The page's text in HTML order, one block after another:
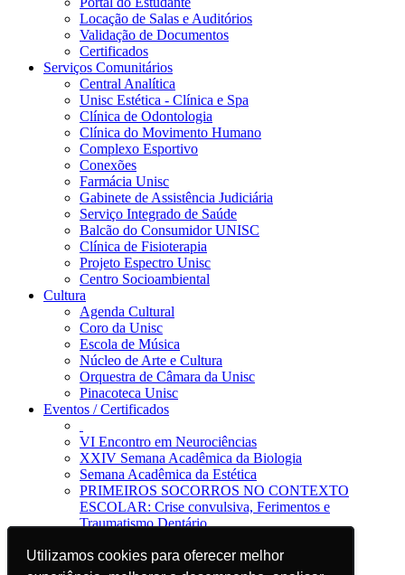
Utilizamos cookies para oferecer melhor
Utilizamos cookies para oferecer melhor
Locação de Salas e Auditórios
Validação de Documentos
Certificados
Serviços Comunitários
Central Analítica
Unisc Estética - Clínica e Spa
Clínica de Odontologia
Clínica do Movimento Humano
Complexo Esportivo
Conexões
Farmácia Unisc
Gabinete de Assistência Judiciária
Serviço Integrado de Saúde
Balcão do Consumidor UNISC
Clínica de Fisioterapia
Projeto Espectro Unisc
Centro Socioambiental
Cultura
Agenda Cultural
Coro da Unisc
Escola de Música
Núcleo de Arte e Cultura
Orquestra de Câmara da Unisc
Pinacoteca Unisc
Eventos / Certificados
VI Encontro em Neurociências
XXIV Semana Acadêmica da Biologia
Semana Acadêmica da Estética
PRIMEIROS SOCORROS NO CONTEXTO
ESCOLAR: Crise convulsiva, Ferimentos e
Traumatismo Dentário
Jornal da Unisc
Notícias